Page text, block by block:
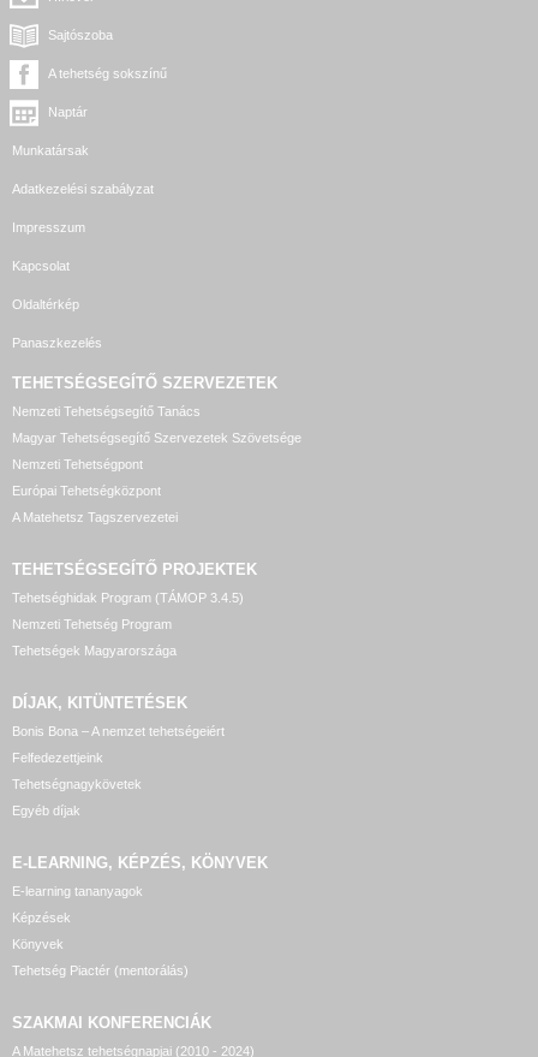
Sajtószoba
A tehetség sokszínű
Naptár
Munkatársak
Adatkezelési szabályzat
Impresszum
Kapcsolat
Oldaltérkép
Panaszkezelés
TEHETSÉGSEGÍTŐ SZERVEZETEK
Nemzeti Tehetségsegítő Tanács
Magyar Tehetségsegítő Szervezetek Szövetsége
Nemzeti Tehetségpont
Európai Tehetségközpont
A Matehetsz Tagszervezetei
TEHETSÉGSEGÍTŐ PROJEKTEK
Tehetséghidak Program (TÁMOP 3.4.5)
Nemzeti Tehetség Program
Tehetségek Magyarországa
DÍJAK, KITÜNTETÉSEK
Bonis Bona – A nemzet tehetségeiért
Felfedezettjeink
Tehetségnagykövetek
Egyéb díjak
E-LEARNING, KÉPZÉS, KÖNYVEK
E-learning tananyagok
Képzések
Könyvek
Tehetség Piactér (mentorálás)
SZAKMAI KONFERENCIÁK
A Matehetsz tehetségnapjai (2010 - 2024)